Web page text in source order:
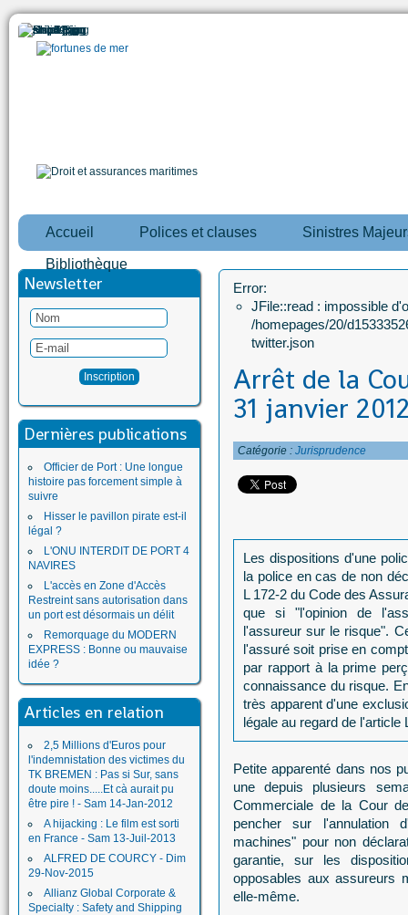
Accueil Polices et clauses Sinistres
Bibliothèque
Newsletter
Dernières publications
Officier de Port : Une longue
histoire pas forcement simple à
suivre
Hisser le pavillon pirate est-il
légal ?
L'ONU INTERDIT DE PORT 4
NAVIRES
L'accès en Zone d'Accès
Restreint sans autorisation dans
un port est désormais un délit
Remorquage du MODERN
EXPRESS : Bonne ou mauvaise
idée ?
Articles en relation
2,5 Millions d'Euros pour
l'indemnistation des victimes du
TK BREMEN : Pas si Sur, sans
doute moins.....Et cà aurait pu
être pire ! - Sam 14-Jan-2012
A hijacking : Le film est sorti
en France - Sam 13-Juil-2013
ALFRED DE COURCY - Dim
29-Nov-2015
Allianz Global Corporate &
Specialty : Safety and Shipping
Error:
JFile::read : impossible
/homepages/20/
twitter.json
Arrêt de la
31 janvier
Catégorie : Jurisprudence
Les dispositions d'une
la police en cas de non
L 172-2 du Code des
que si "l'opinion de
l'assureur sur le risque".
l'assuré soit prise en
par rapport à la prime
connaissance du risque.
très apparent d'une
légale au regard de l'article
Petite apparenté dans nos
une depuis plusieurs
Commerciale de la Cour
pencher sur l'annulation
machines" pour non
garantie, sur les
opposables aux assureurs
elle-même.